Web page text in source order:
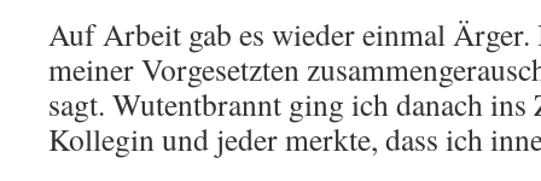
Auf Arbeit gab es wieder einmal
meiner Vorgesetzten
sagt. Wutentbrannt ging ich danach
Kollegin und jeder merkte, dass ich